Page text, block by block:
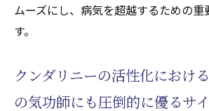
ムーズにし、病気を超越するための重
す。
クンダリニーの活性化におけ
の気功師にも圧倒的に優るサ